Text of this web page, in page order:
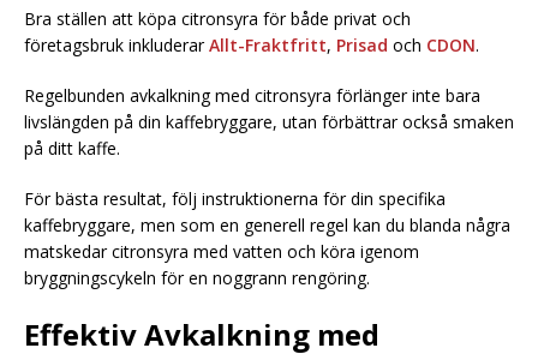
Bra ställen att köpa citronsyra för både privat och
företagsbruk inkluderarAllt-Fraktfritt, Prisad och CDON.
Regelbunden avkalkning med citronsyra förlänger inte bara
livslängden på din kaffebryggare, utan förbättrar också smaken
på ditt kaffe.
För bästa resultat, följ instruktionerna för din specifika
kaffebryggare, men som en generell regel kan du blanda några
matskedar citronsyra med vatten och köra igenom
bryggningscykeln för en noggrann rengöring.
Effektiv Avkalkning med